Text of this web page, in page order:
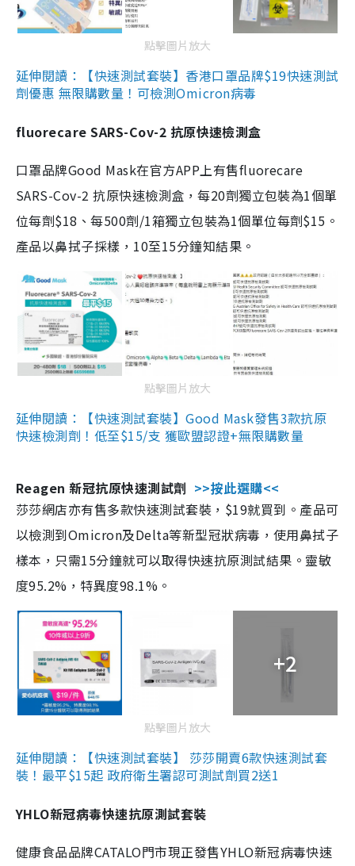
點擊圖片放大
延伸閱讀：【快速測試套裝】香港口罩品牌$19快速測試
劑優惠 無限購數量！可檢測Omicron病毒
fluorecare SARS-Cov-2 抗原快速檢測盒
口罩品牌Good Mask在官方APP上有售fluorecare
SARS-Cov-2 抗原快速檢測盒，每20劑獨立包裝為1個單
位每劑$18、每500劑/1箱獨立包裝為1個單位每劑$15。
產品以鼻拭子採樣，10至15分鐘知結果。
點擊圖片放大
延伸閱讀：【快速測試套裝】Good Mask發售3款抗原
快速檢測劑！低至$15/支 獲歐盟認證+無限購數量
Reagen 新冠抗原快速測試劑 >>按此選購<<
莎莎網店亦有售多款快速測試套裝，$19就買到。產品可
以檢測到Omicron及Delta等新型冠狀病毒，使用鼻拭子
樣本，只需15分鐘就可以取得快速抗原測試結果。靈敏
度95.2%，特異度98.1%。
+2
點擊圖片放大
延伸閱讀：【快速測試套裝】 莎莎開賣6款快速測試套
裝！最平$15起 政府衛生署認可測試劑買2送1
YHLO新冠病毒快速抗原測試套裝
健康食品品牌CATALO門市現正發售YHLO新冠病毒快速